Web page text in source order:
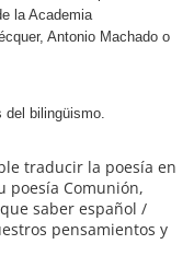
la Academia
Antonio Machado o
del bilingüismo.
traducir la poesía en
poesía Comunión,
saber español /
pensamientos y